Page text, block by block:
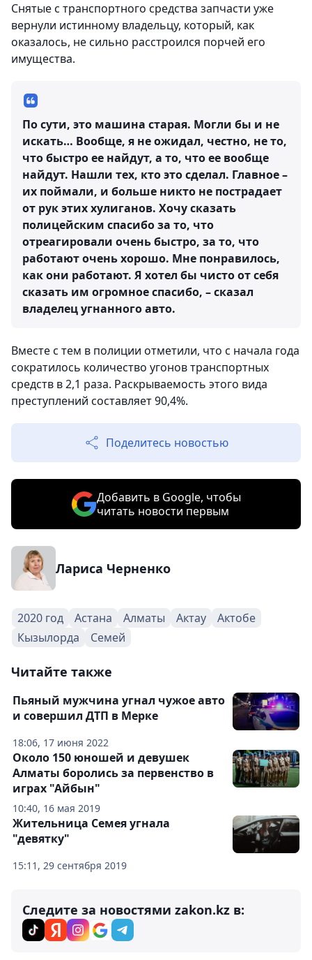
Снятые с транспортного средства запчасти уже
вернули истинному владельцу, который, как
оказалось, не сильно расстроился порчей его
имущества.
По сути, это машина старая. Могли бы и не
искать… Вообще, я не ожидал, честно, не то,
что быстро ее найдут, а то, что ее вообще
найдут. Нашли тех, кто это сделал. Главное –
их поймали, и больше никто не пострадает
от рук этих хулиганов. Хочу сказать
полицейским спасибо за то, что
отреагировали очень быстро, за то, что
работают очень хорошо. Мне понравилось,
как они работают. Я хотел бы чисто от себя
сказать им огромное спасибо, – сказал
владелец угнанного авто.
Вместе с тем в полиции отметили, что с начала года
сократилось количество угонов транспортных
средств в 2,1 раза. Раскрываемость этого вида
преступлений составляет 90,4%.
Поделитесь новостью
Добавить в Google, чтобы
читать новости первым
Лариса Черненко
2020 год Астана Алматы Актау
Актобе
Кызылорда
Семей
Читайте также
18:06, 17 июня 2022
Пьяный мужчина угнал чужое авто
и совершил ДТП в Мерке
10:40, 16 мая 2019
Около 150 юношей и девушек
Алматы боролись за первенство в
играх "Айбын"
15:11, 29 сентября 2019
Жительница Семея угнала
"девятку"
Следите за новостями zakon.kz в: